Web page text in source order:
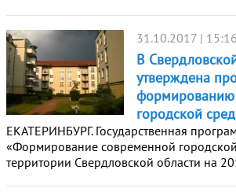
31.10.2017 | 15:16
В
утверждена
городской
ЕКАТЕРИНБУРГ. Государственная
«Формирование современной
территории Свердловской области на